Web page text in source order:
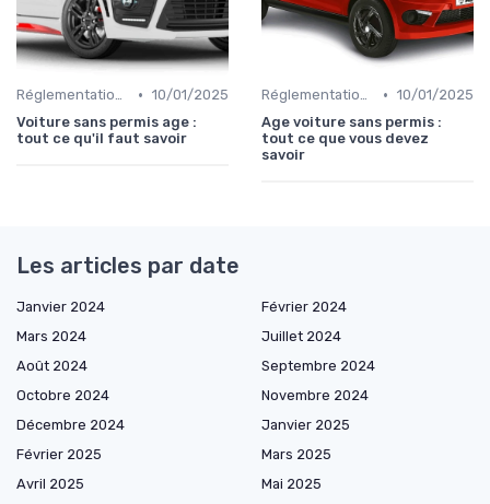
Réglementations sur les Véhicules sans Permis • 10/01/2025
Voiture sans permis age :
tout ce qu'il faut savoir
Réglementations sur les Véhicules sans Permis • 10/01/2025
Age voiture sans permis :
tout ce que vous devez
savoir
Les articles par date
Janvier 2024
Février 2024
Mars 2024
Juillet 2024
Août 2024
Septembre 2024
Octobre 2024
Novembre 2024
Décembre 2024
Janvier 2025
Février 2025
Mars 2025
Avril 2025
Mai 2025